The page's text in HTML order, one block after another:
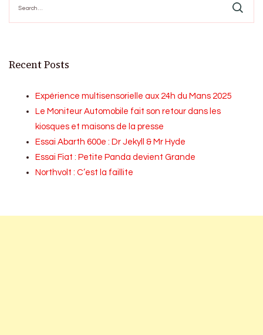
for:
Recent Posts
Expérience multisensorielle aux 24h du Mans 2025
Le Moniteur Automobile fait son retour dans les
kiosques et maisons de la presse
Essai Abarth 600e : Dr Jekyll & Mr Hyde
Essai Fiat : Petite Panda devient Grande
Northvolt : C’est la faillite